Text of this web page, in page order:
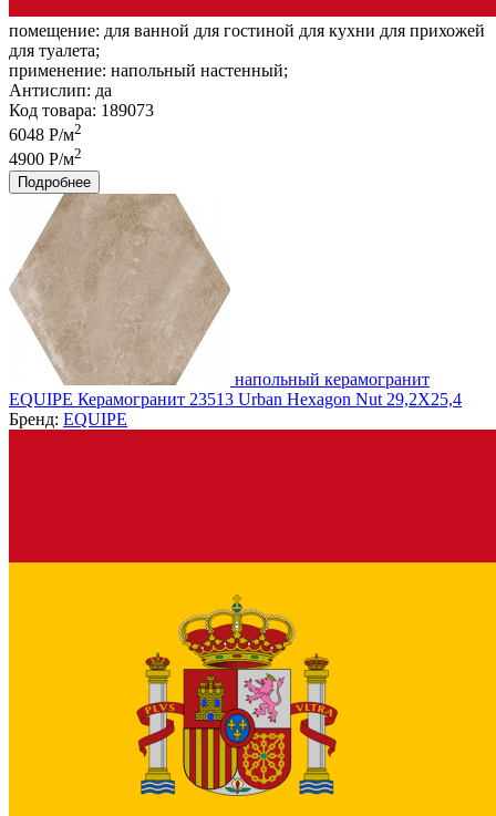
помещение: для ванной для гостиной для кухни для прихожей
для туалета;
применение: напольный настенный;
Антислип: да
Код товара: 189073
6048 Р/м2
4900 Р/м2
Подробнее
напольный керамогранит
EQUIPE Керамогранит 23513 Urban Hexagon Nut 29,2X25,4
Бренд: EQUIPE